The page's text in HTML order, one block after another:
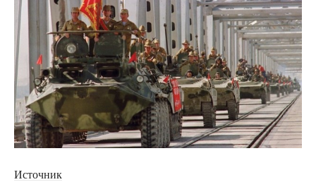
Источник